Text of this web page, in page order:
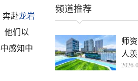
奔赴龙岩
他们以
感知中
频道推荐
师
人
附
2026-